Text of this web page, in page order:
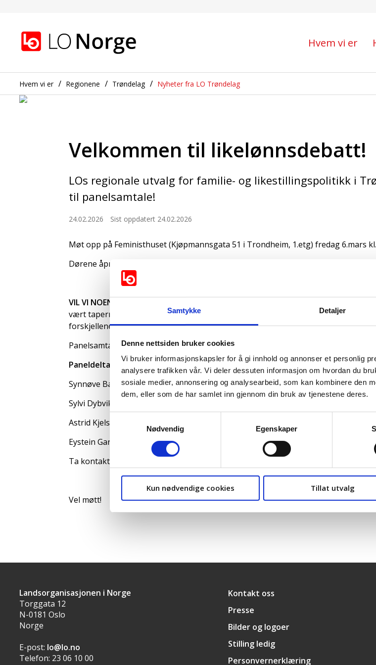
Samtykke Detaljer
Denne nettsiden bruker cookies
Vi bruker informasjonskapsler for å gi innhold og annonser et personlig
analysere trafikken vår. Vi deler dessuten informasjon om hvordan du
sosiale medier, annonsering og analysearbeid, som kan kombinere den
dem, eller som de har samlet inn gjennom din bruk av tjenestene deres.
Nødvendig
Egenskaper
Kun nødvendige cookies Tillat utvalg
Hvem vi er
Hvem vi er Regionene Trøndelag Nyheter fra LO Trøndelag
Velkommen til likelønnsdebatt!
LOs regionale utvalg for familie- og likestillingspolitikk i
til panelsamtale!
24.02.2026 Sist oppdatert 24.02.2026
Møt opp på Feministhuset (Kjøpmannsgata 51 i Trondheim, 1.etg) fredag 6.mars kl.
Dørene åpner klokken 16:30 og det vil bli gratis matservering!
VIL VI NOEN GANG OPPNÅ FULL ØKONOMISK LIKESTILLING MELLOM KVINNER OG
vært taperne når det kommer til lønn, og nå er det enda flere lavtlønna enn før. I
forskjellene mellom kvinner og menn har økt. Hvorfor, og hva gjør vi med det?
Panelsamtalen ledes av Tina Paulsen Stenkløv fra LOs regionale familie- og
Paneldeltakere:
Synnøve Bakken, Norsk Tjenestemannslag
Sylvi Dybvik, Fellesorganisasjonen
Astrid Kjelsnes, Skolenes Landsforbund
Eystein Garberg, EL og IT Forbundet
Ta kontakt med LOs regionkontor på e-post
Vel møtt!
Landsorganisasjonen i Norge
Torggata 12
N-0181 Oslo
Norge
E-post: lo@lo.no
Telefon: 23 06 10 00
Snarveier
Kontakt oss
Presse
Bilder og logoer
Stilling ledig
Personvernerklæring